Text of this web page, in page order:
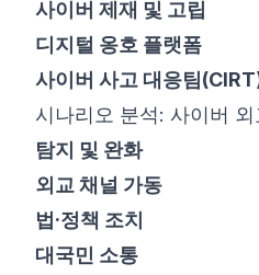
사이버 제재 및 고립
디지털 옹호 플랫폼
사이버 사고 대응팀
시나리오 분석: 사이버
탐지 및 완화
외교 채널 가동
법·정책 조치
대국민 소통